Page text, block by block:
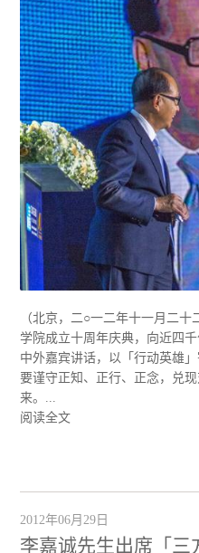
（北京，二○一二年十一月二
学院成立十周年庆典，向近四
中外嘉宾讲话，以「行动英雄
要谨守正知、正行、正念，兑
来。...
阅读全文
2012年06月29日
李嘉诚先生出席「三